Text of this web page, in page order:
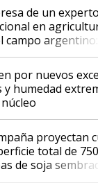
de un experto
en
campo argentino:
impresionado"
por nuevos
y humedad
proyectan
total de
de soja